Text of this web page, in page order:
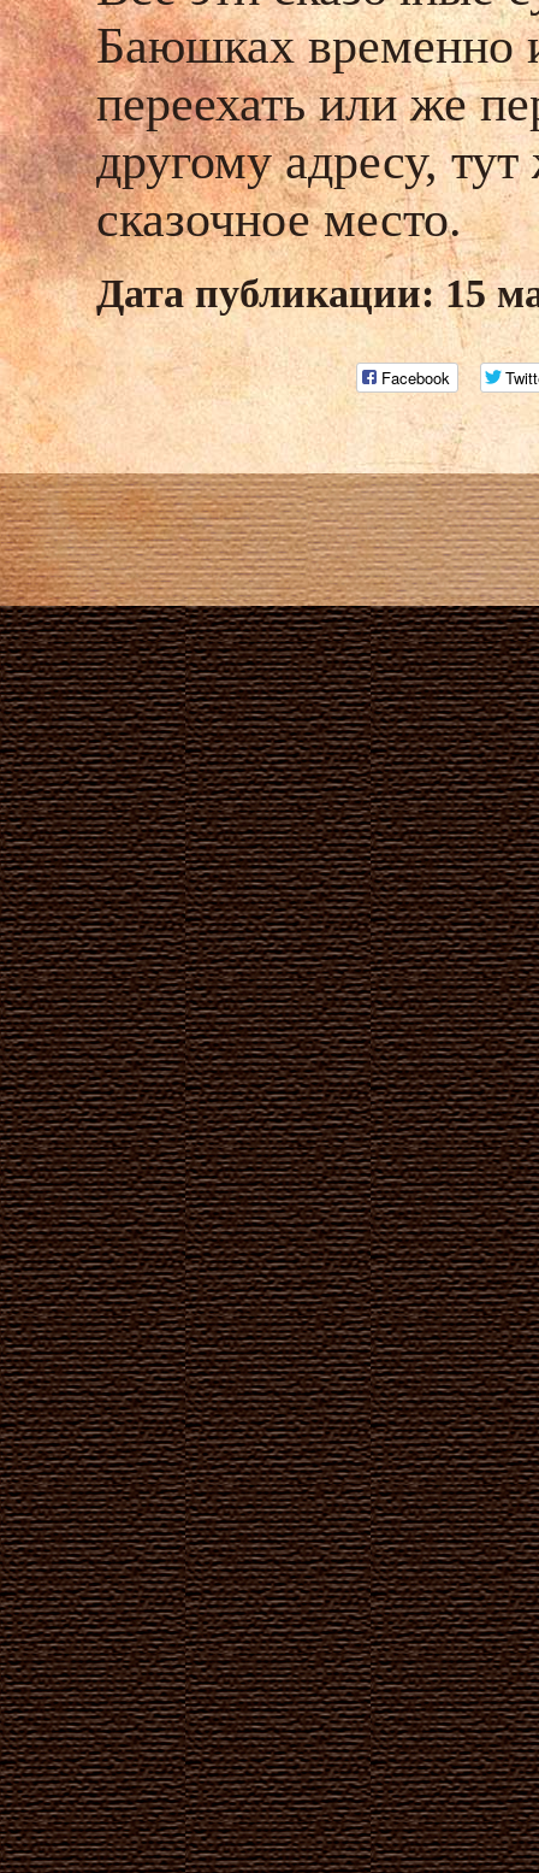
Баюшках временно
переехать или же
другому адресу,
сказочное место.
Дата публикации: 15
Facebook